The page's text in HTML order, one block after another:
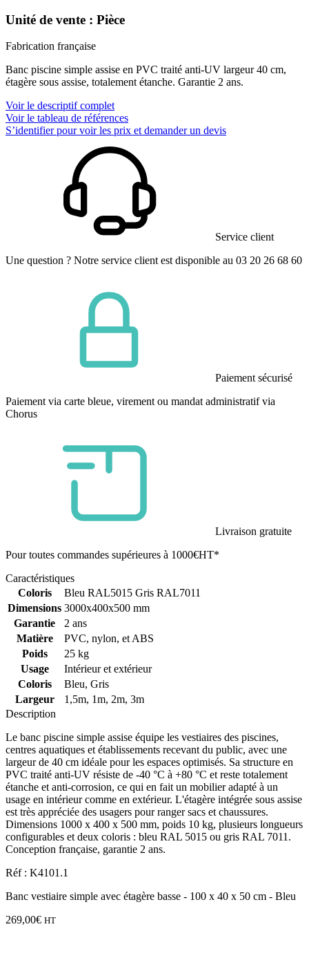
Unité de vente : Pièce
Fabrication française
Banc piscine simple assise en PVC traité anti-UV largeur 40 cm,
étagère sous assise, totalement étanche. Garantie 2 ans.
Voir le descriptif complet
Voir le tableau de références
S’identifier pour voir les prix et demander un devis
Service client
Une question ? Notre service client est disponible au 03 20 26 68 60
Paiement sécurisé
Paiement via carte bleue, virement ou mandat administratif via
Chorus
Livraison gratuite
Pour toutes commandes supérieures à 1000€HT*
Caractéristiques
Coloris
Bleu RAL5015 Gris RAL7011
Dimensions 3000x400x500 mm
Garantie
2 ans
Matière
PVC, nylon, et ABS
Poids
25 kg
Usage
Intérieur et extérieur
Coloris
Bleu, Gris
Largeur
1,5m, 1m, 2m, 3m
Description
Le banc piscine simple assise équipe les vestiaires des piscines,
centres aquatiques et établissements recevant du public, avec une
largeur de 40 cm idéale pour les espaces optimisés. Sa structure en
PVC traité anti-UV résiste de -40 °C à +80 °C et reste totalement
étanche et anti-corrosion, ce qui en fait un mobilier adapté à un
usage en intérieur comme en extérieur. L'étagère intégrée sous assise
est très appréciée des usagers pour ranger sacs et chaussures.
Dimensions 1000 x 400 x 500 mm, poids 10 kg, plusieurs longueurs
configurables et deux coloris : bleu RAL 5015 ou gris RAL 7011.
Conception française, garantie 2 ans.
Réf : K4101.1
Banc vestiaire simple avec étagère basse - 100 x 40 x 50 cm - Bleu
269,00€ HT